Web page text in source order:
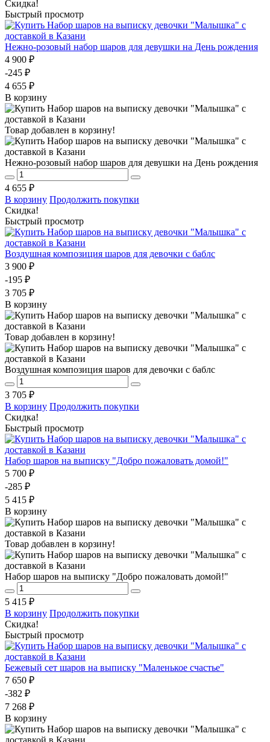
Скидка!
Быстрый просмотр
Нежно-розовый набор шаров для девушки на День рождения
4 900 ₽
-245 ₽
4 655 ₽
В корзину
Товар добавлен в корзину!
Нежно-розовый набор шаров для девушки на День рождения
4 655 ₽
В корзину Продолжить покупки
Скидка!
Быстрый просмотр
Воздушная композиция шаров для девочки с баблс
3 900 ₽
-195 ₽
3 705 ₽
В корзину
Товар добавлен в корзину!
Воздушная композиция шаров для девочки с баблс
3 705 ₽
В корзину Продолжить покупки
Скидка!
Быстрый просмотр
Набор шаров на выписку "Добро пожаловать домой!"
5 700 ₽
-285 ₽
5 415 ₽
В корзину
Товар добавлен в корзину!
Набор шаров на выписку "Добро пожаловать домой!"
5 415 ₽
В корзину Продолжить покупки
Скидка!
Быстрый просмотр
Бежевый сет шаров на выписку "Маленькое счастье"
7 650 ₽
-382 ₽
7 268 ₽
В корзину